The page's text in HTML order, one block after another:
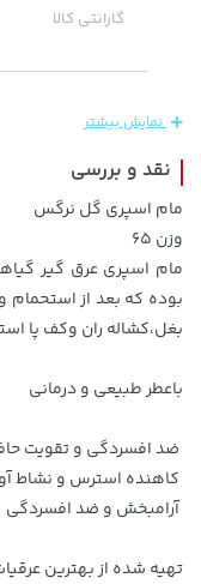
1,143,000 تومان
701,000 تومان
گارانتی کالا
نمایش بیشتر
نقد و بررسی
مام اسپری گل نرگس
وزن ۶۵
مام اسپری عرق گیر
بوده که بعد از استحمام
بغل،کشاله ران وکف پا
باعطر طبیعی و درمانی
ضد افسردگی و تقویت
کاهنده استرس و نشاط
آرامبخش و ضد افسردگی
تهیه شده از بهترین